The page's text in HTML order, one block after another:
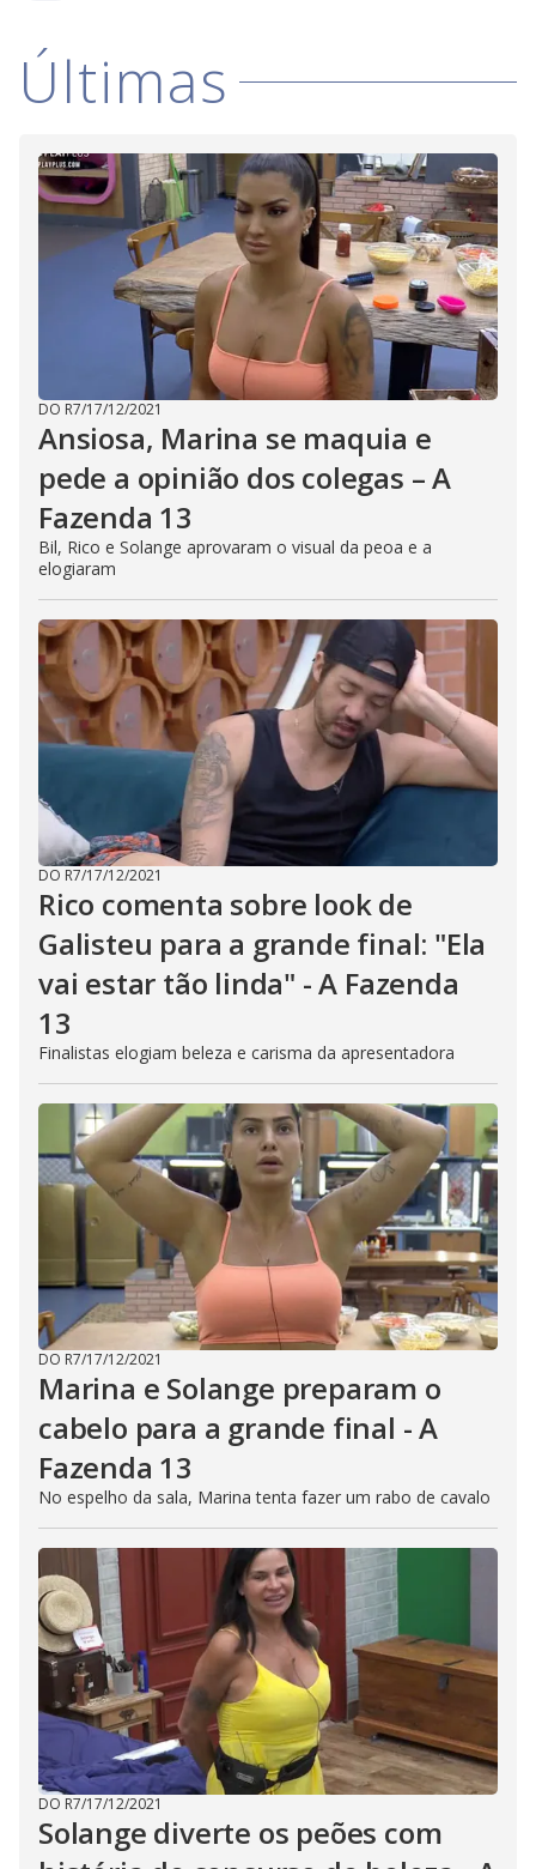
e
o
Últimas
DO R7/17/12/2021
Ansiosa, Marina se maquia e
pede a opinião dos colegas – A
Fazenda 13
Bil, Rico e Solange aprovaram o visual da peoa e a
elogiaram
DO R7/17/12/2021
Rico comenta sobre look de
Galisteu para a grande final: "Ela
vai estar tão linda" - A Fazenda
13
Finalistas elogiam beleza e carisma da apresentadora
DO R7/17/12/2021
Marina e Solange preparam o
cabelo para a grande final - A
Fazenda 13
No espelho da sala, Marina tenta fazer um rabo de cavalo
DO R7/17/12/2021
Solange diverte os peões com